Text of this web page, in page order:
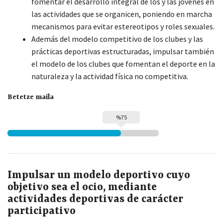
las actividades que se organicen, poniendo en marcha
mecanismos para evitar estereotipos y roles sexuales.
Además del modelo competitivo de los clubes y las
prácticas deportivas estructuradas, impulsar también
el modelo de los clubes que fomentan el deporte en la
naturaleza y la actividad física no competitiva.
Betetze maila
%75
Impulsar un modelo deportivo cuyo
objetivo sea el ocio, mediante
actividades deportivas de carácter
participativo